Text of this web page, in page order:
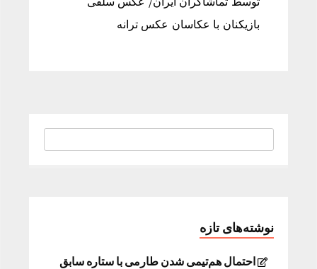
بازیکنان با عکاسان عکس ترانه
نوشته‌های تازه
احتمال هم‌تیمی شدن طارمی با ستاره سابق